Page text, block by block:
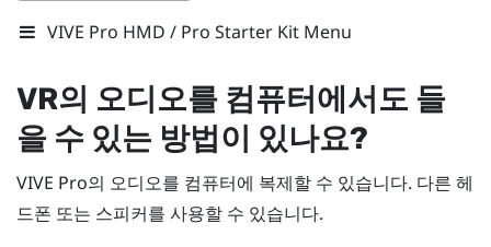
VIVE Pro HMD / Pro Starter Kit Menu
VR의 오디오를 컴퓨터에서도 들
을 수 있는 방법이 있나요?
VIVE Pro의 오디오를 컴퓨터에 복제할 수 있습니다. 다른 헤
드폰 또는 스피커를 사용할 수 있습니다.